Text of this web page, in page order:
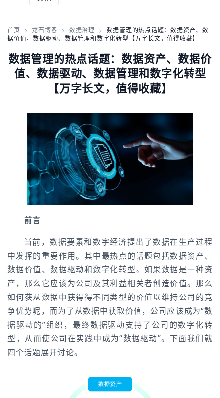
首页 > 龙石博客 > 数据治理 >
数据管理的热点话题：数据资产、数
据价值、数据驱动、数据管理和数字化转型【万字长文，值得收藏】
数据管理的热点话题：数据资产、数据价
值、数据驱动、数据管理和数字化转型
【万字长文，值得收藏】
前言
当前，数据要素和数字经济提出了数据在生产过程
中发挥的重要作用。其中最热点的话题包括数据资产、
数据价值、数据驱动和数字化转型。如果数据是一种资
产，那么它应该为公司及其利益相关者创造价值。那么
如何获从数据中获得得不同类型的价值以维持公司的竞
争优势呢，而为了从数据中获取价值，公司应该成为“数
据驱动的”组织，最终数据驱动支持了公司的数字化转
型，从而使公司在实践中成为“数据驱动”。下面我们就
四个话题展开讨论。